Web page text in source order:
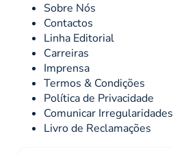
Sobre Nós
Contactos
Linha Editorial
Carreiras
Imprensa
Termos & Condições
Política de Privacidade
Comunicar Irregularidades
Livro de Reclamações